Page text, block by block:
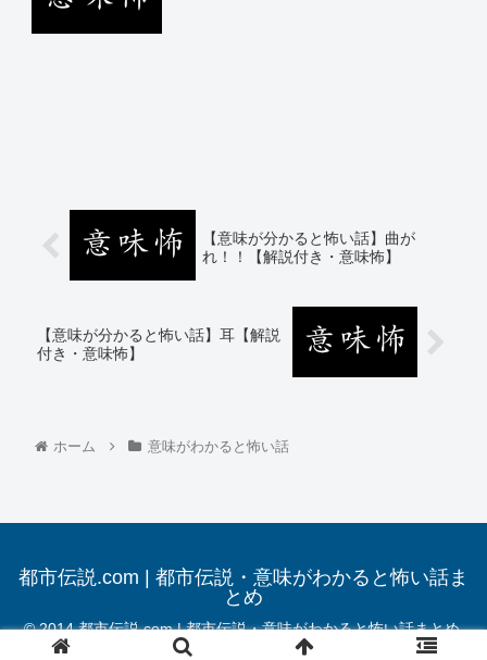
【意味が分かると怖い話】曲が
れ！！【解説付き・意味怖】
【意味が分かると怖い話】耳【解説
付き・意味怖】
ホーム 意味がわかると怖い話
都市伝説.com | 都市伝説・意味がわかると怖い話ま
とめ
© 2014 都市伝説.com | 都市伝説・意味がわかると怖い話まとめ.